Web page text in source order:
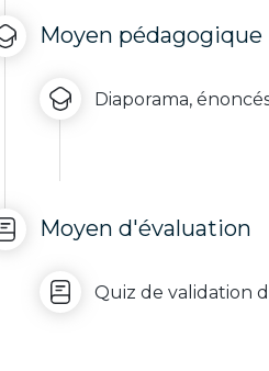
Moyen pédagogique
Diaporama,
Moyen d'évaluation
Quiz de validation